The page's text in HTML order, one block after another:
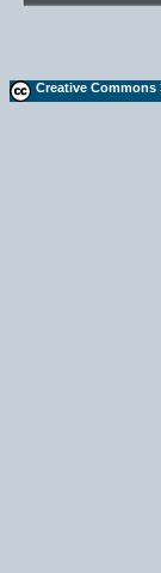
Creative Commons